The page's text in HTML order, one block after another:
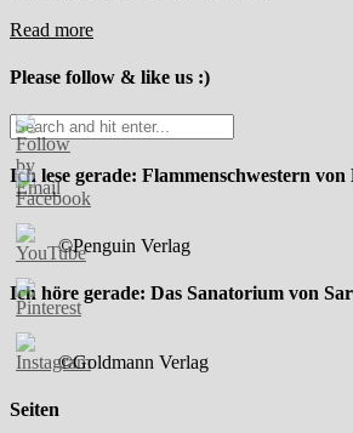
Read more
Please follow & like us :)
Ich lese gerade: Flammenschwestern
©Penguin Verlag
Ich höre gerade: Das Sanatorium von
©Goldmann Verlag
Seiten